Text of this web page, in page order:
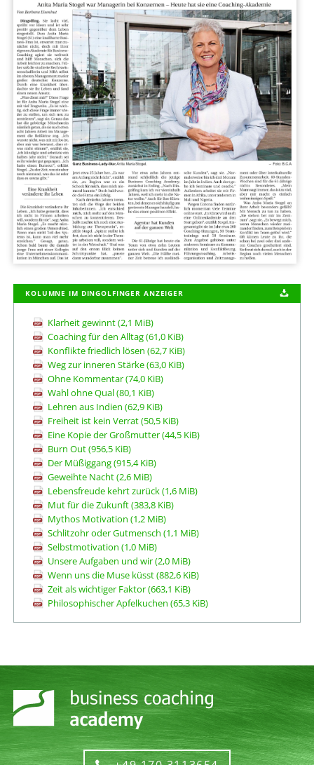
KOLUMNE IM DINGOLFINGER ANZEIGER
Klarheit gewinnt(2,1 MiB)
Coaching für den Alltag(61,0 KiB)
Konflikte friedlich lösen (62,7 KiB)
Weg zur inneren Stärke(63,0 KiB)
Ohne Kommentar(74,0 KiB)
Wahl ohne Qual(80,1 KiB)
Lehren aus Indien (62,9 KiB)
Freiheit ist kein Verrat(50,5 KiB)
Eine Kopie der Großmutter(44,5 KiB)
Burn Out(956,5 KiB)
Der Müßiggang(915,4 KiB)
Geweihte Nacht(2,6 MiB)
Lebensfreude kehrt zurück(1,6 MiB)
Mut für die Zukunft(383,8 KiB)
Mythos Motivation (1,2 MiB)
Schlitzohr oder Gutmensch (1,1 MiB)
Selbstmotivation (1,0 MiB)
Unsere Aufgaben und wir(2,0 MiB)
Wenn uns die Muse küsst(882,6 KiB)
Zeit als wichtiger Faktor(663,1 KiB)
Philosophischer Apfelkuchen (65,3 KiB)